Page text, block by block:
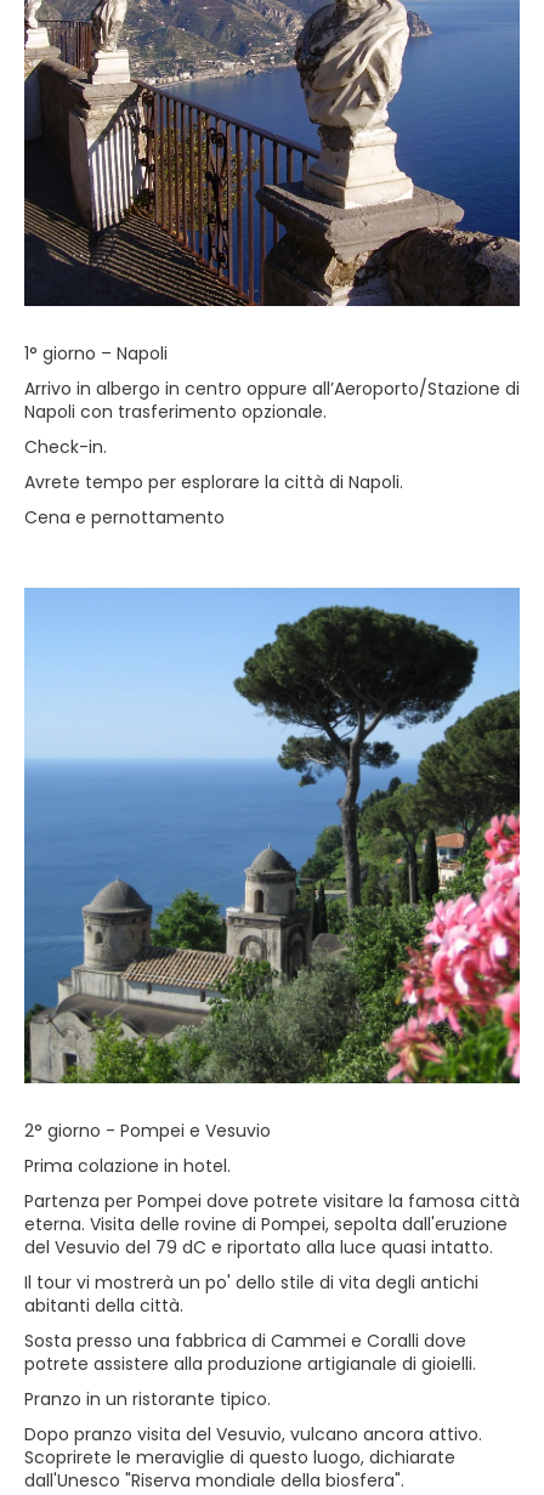
1° giorno – Napoli
Arrivo in albergo in centro oppure all’Aeroporto/Stazione di
Napoli con trasferimento opzionale.
Check-in.
Avrete tempo per esplorare la città di Napoli.
Cena e pernottamento
2° giorno - Pompei e Vesuvio
Prima colazione in hotel.
Partenza per Pompei dove potrete visitare la famosa città
eterna. Visita delle rovine di Pompei, sepolta dall'eruzione
del Vesuvio del 79 dC e riportato alla luce quasi intatto.
Il tour vi mostrerà un po' dello stile di vita degli antichi
abitanti della città.
Sosta presso una fabbrica di Cammei e Coralli dove
potrete assistere alla produzione artigianale di gioielli.
Pranzo in un ristorante tipico.
Dopo pranzo visita del Vesuvio, vulcano ancora attivo.
Scoprirete le meraviglie di questo luogo, dichiarate
dall'Unesco "Riserva mondiale della biosfera".